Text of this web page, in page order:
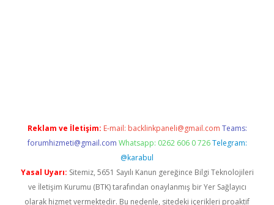
Reklam ve İletişim: E-mail: backlinkpaneli@gmail.com Teams:
forumhizmeti@gmail.com Whatsapp: 0262 606 0 726 Telegram:
@karabul
Yasal Uyarı: Sitemiz, 5651 Sayılı Kanun gereğince Bilgi Teknolojileri
ve İletişim Kurumu (BTK) tarafından onaylanmış bir Yer Sağlayıcı
olarak hizmet vermektedir. Bu nedenle, sitedeki içerikleri proaktif